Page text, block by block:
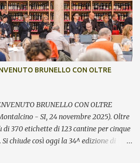
BRUNELLO CON OLTRE
BRUNELLO CON OLTRE
- SI, 24 novembre 2025). Oltre
370 etichette di 123 cantine per cinque
chiude così oggi la 34^ edizione di